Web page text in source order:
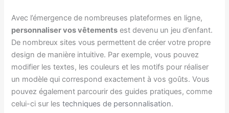
Avec l’émergence de nombreuses plateformes en ligne,
personnaliser vos vêtements est devenu un jeu d’enfant.
De nombreux sites vous permettent de créer votre propre
design de manière intuitive. Par exemple, vous pouvez
modifier les textes, les couleurs et les motifs pour réaliser
un modèle qui correspond exactement à vos goûts. Vous
pouvez également parcourir des guides pratiques, comme
celui-ci sur lestechniques de personnalisation.